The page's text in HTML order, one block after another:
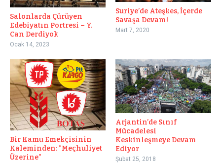
Salonlarda Çürüyen
Edebiyatın Portresi – Y.
Can Derdiyok
Ocak 14, 2023
Suriye’de Ateşkes, İçerde
Savaşa Devam!
Mart 7, 2020
Bir Kamu Emekçisinin
Kaleminden: “Meçhuliyet
Üzerine”
Arjantin’de Sınıf
Mücadelesi
Keskinleşmeye Devam
Ediyor
Şubat 25, 2018